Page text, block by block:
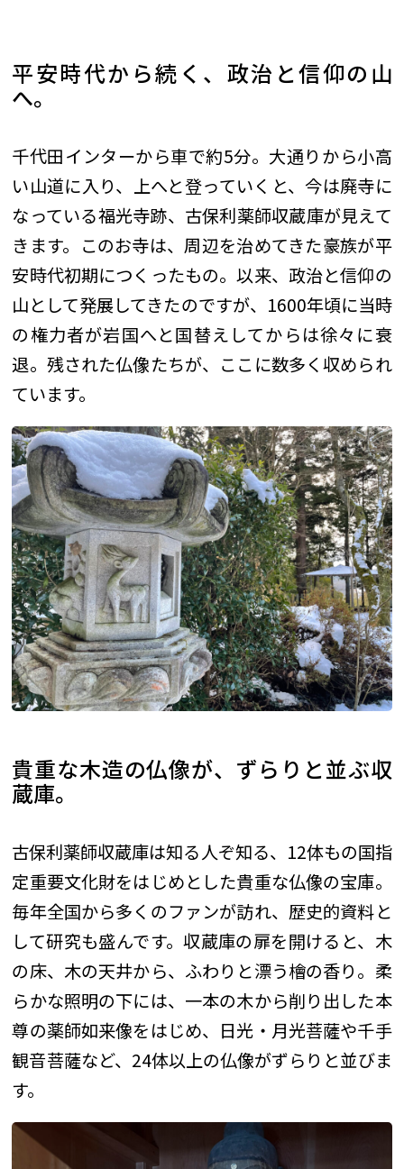
平安時代から続く、政治と信仰の山
へ。
千代田インターから車で約5分。大通りから小高
い山道に入り、上へと登っていくと、今は廃寺に
なっている福光寺跡、古保利薬師収蔵庫が見えて
きます。このお寺は、周辺を治めてきた豪族が平
安時代初期につくったもの。以来、政治と信仰の
山として発展してきたのですが、1600年頃に当時
の権力者が岩国へと国替えしてからは徐々に衰
退。残された仏像たちが、ここに数多く収められ
ています。
貴重な木造の仏像が、ずらりと並ぶ収
蔵庫。
古保利薬師収蔵庫は知る人ぞ知る、12体もの国指
定重要文化財をはじめとした貴重な仏像の宝庫。
毎年全国から多くのファンが訪れ、歴史的資料と
して研究も盛んです。収蔵庫の扉を開けると、木
の床、木の天井から、ふわりと漂う檜の香り。柔
らかな照明の下には、一本の木から削り出した本
尊の薬師如来像をはじめ、日光・月光菩薩や千手
観音菩薩など、24体以上の仏像がずらりと並びま
す。